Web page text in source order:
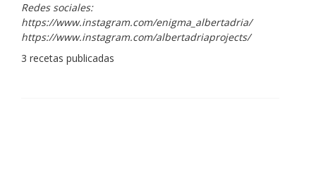
Redes sociales:
https://www.instagram.com/enigma_albertadria/
https://www.instagram.com/albertadriaprojects/
3 recetas publicadas